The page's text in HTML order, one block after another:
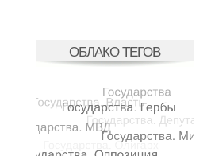
ОБЛАКО ТЕГОВ